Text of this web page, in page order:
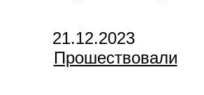
21.12.2023
Прошествовали